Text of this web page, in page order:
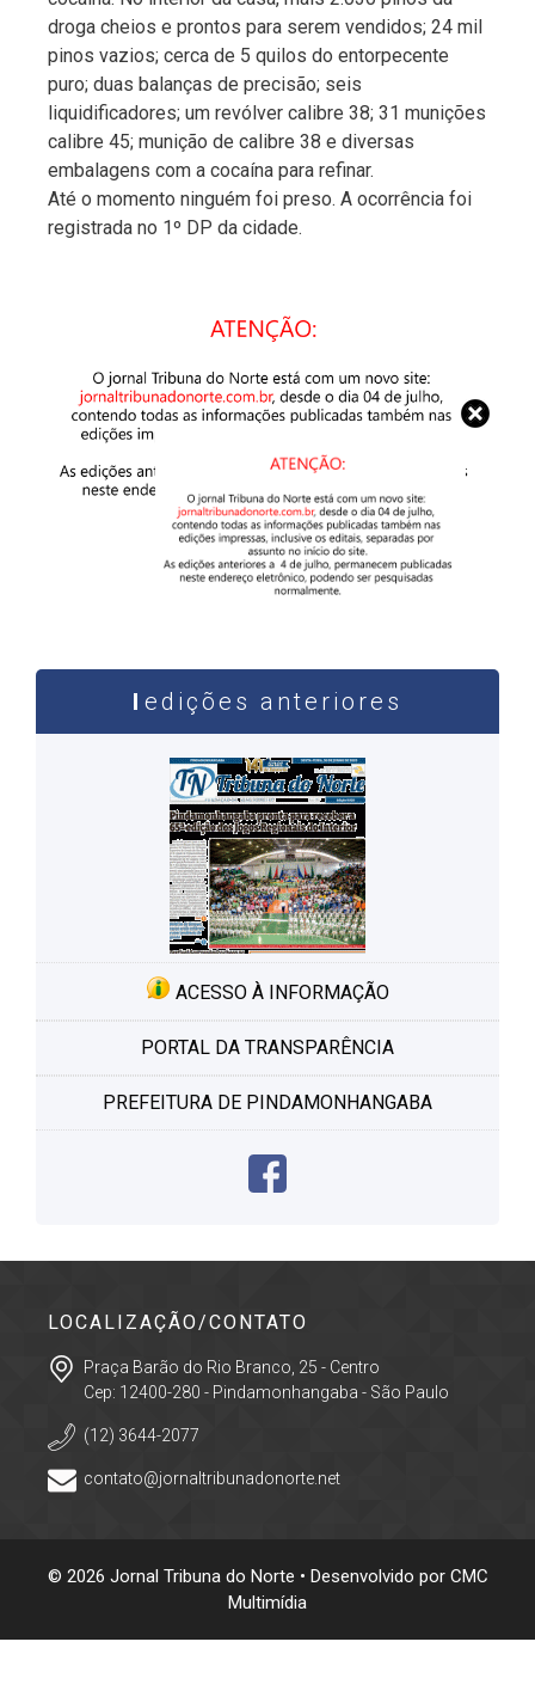
droga cheios e prontos para serem vendidos; 24 mil
pinos vazios; cerca de 5 quilos do entorpecente
puro; duas balanças de precisão; seis
liquidificadores; um revólver calibre 38; 31 munições
calibre 45; munição de calibre 38 e diversas
embalagens com a cocaína para refinar.
Até o momento ninguém foi preso. A ocorrência foi
registrada no 1º DP da cidade.
edições anteriores
ACESSO À INFORMAÇÃO
PORTAL DA TRANSPARÊNCIA
PREFEITURA DE PINDAMONHANGABA
LOCALIZAÇÃO/CONTATO
Praça Barão do Rio Branco, 25 - Centro
Cep: 12400-280 - Pindamonhangaba - São Paulo
(12) 3644-2077
contato@jornaltribunadonorte.net
© 2026 Jornal Tribuna do Norte • Desenvolvido por CMC
Multimídia